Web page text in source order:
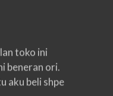
toko ini
beneran ori.
aku beli shpe